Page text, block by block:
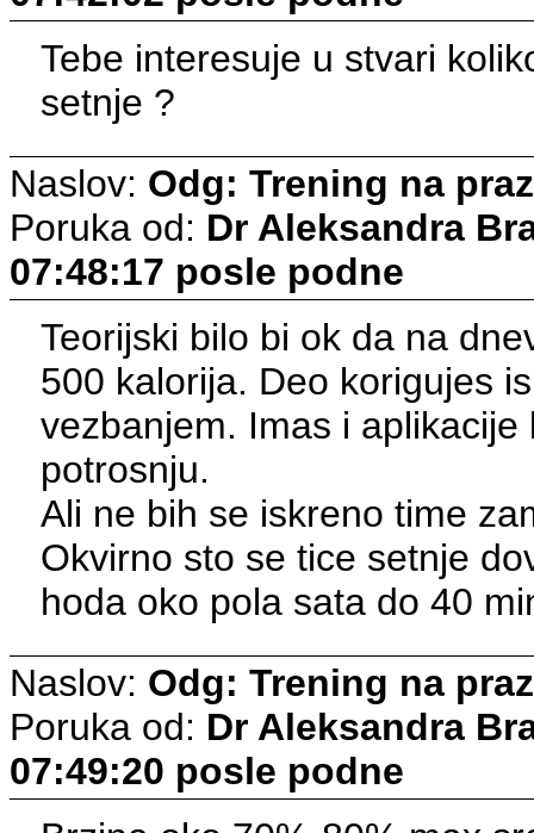
Tebe interesuje u stvari
setnje ?
Naslov: Odg: Trening na
Poruka od: Dr Aleksandra
07:48:17 posle podne
Teorijski bilo bi ok da na
500 kalorija. Deo korigujes
vezbanjem. Imas i
potrosnju.
Ali ne bih se iskreno time
Okvirno sto se tice setnje
hoda oko pola sata do 40
Naslov: Odg: Trening na
Poruka od: Dr Aleksandra
07:49:20 posle podne